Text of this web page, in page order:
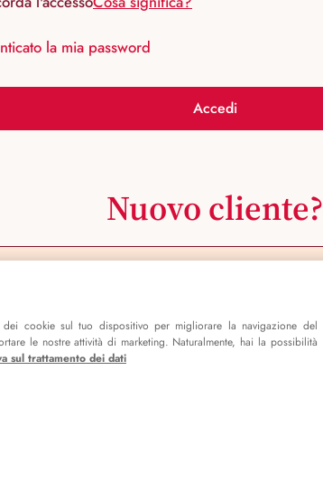
la mia password
Accedi
Nuovo cliente?
Registrati ora
cookie sul tuo dispositivo per migliorare la navigazione del
le nostre attività di marketing. Naturalmente, hai la possibilità
sul trattamento dei dati